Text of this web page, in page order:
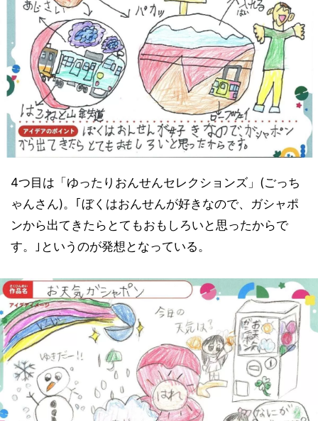
4つ目は「ゆったりおんせんセレクションズ」(ごっち
ゃんさん)。｢ぼくはおんせんが好きなので、ガシャポ
ンから出てきたらとてもおもしろいと思ったからで
す。｣というのが発想となっている。